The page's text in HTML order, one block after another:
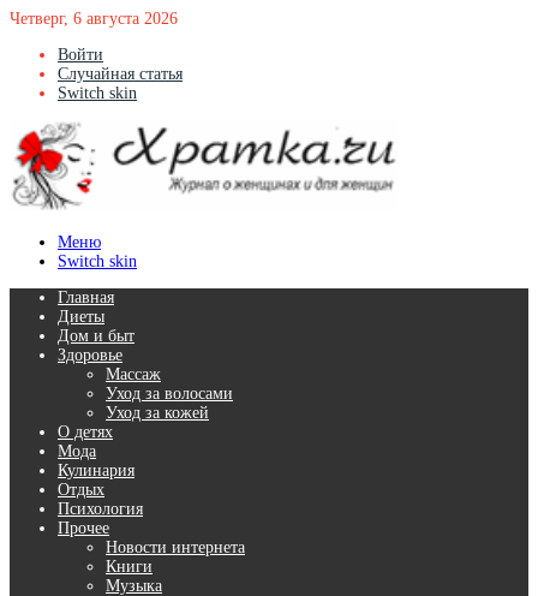
Четверг, 6 августа 2026
Войти
Случайная статья
Switch skin
Меню
Switch skin
Главная
Диеты
Дом и быт
Здоровье
Массаж
Уход за волосами
Уход за кожей
О детях
Мода
Кулинария
Отдых
Психология
Прочее
Новости интернета
Книги
Музыка